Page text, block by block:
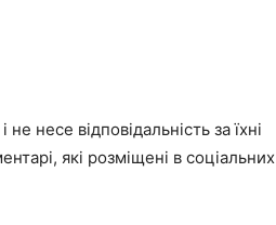
несе відповідальність за їхні
які розміщені в соціальних